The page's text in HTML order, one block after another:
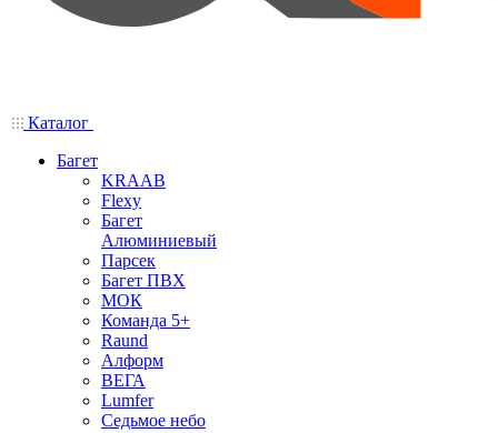
Каталог
Багет
KRAAB
Flexy
Багет
Алюминиевый
Парсек
Багет ПВХ
МОК
Команда 5+
Raund
Алформ
ВЕГА
Lumfer
Седьмое небо